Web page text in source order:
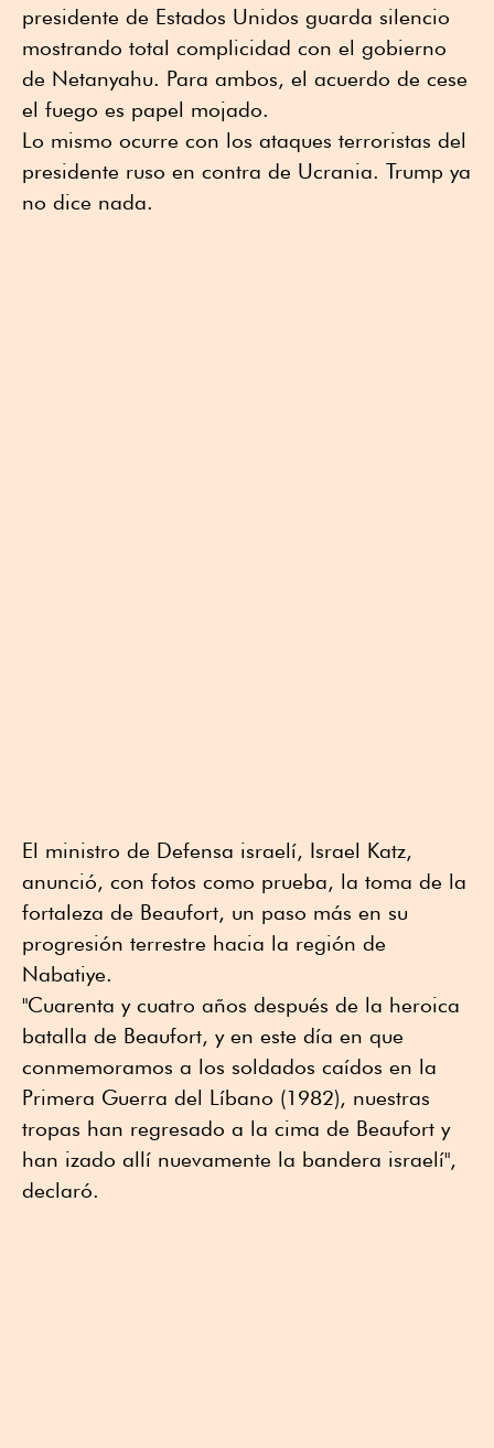
presidente de Estados Unidos guarda silencio
mostrando total complicidad con el gobierno
de Netanyahu. Para ambos, el acuerdo de cese
el fuego es papel mojado.
Lo mismo ocurre con los ataques terroristas del
presidente ruso en contra de Ucrania. Trump ya
no dice nada.
El ministro de Defensa israelí, Israel Katz,
anunció, con fotos como prueba, la toma de la
fortaleza de Beaufort, un paso más en su
progresión terrestre hacia la región de
Nabatiye.
"Cuarenta y cuatro años después de la heroica
batalla de Beaufort, y en este día en que
conmemoramos a los soldados caídos en la
Primera Guerra del Líbano (1982), nuestras
tropas han regresado a la cima de Beaufort y
han izado allí nuevamente la bandera israelí",
declaró.